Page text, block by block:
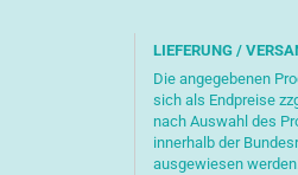
LIEFERUNG /
Die angegebenen
sich als Endpreise
nach Auswahl des
innerhalb der
ausgewiesen